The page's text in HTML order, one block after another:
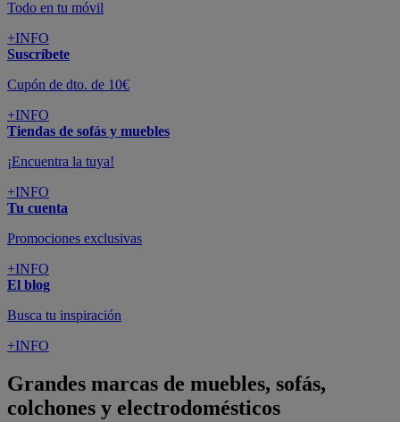
Todo en tu móvil
+INFO
Suscríbete
Cupón de dto. de 10€
+INFO
Tiendas de sofás y muebles
¡Encuentra la tuya!
+INFO
Tu cuenta
Promociones exclusivas
+INFO
El blog
Busca tu inspiración
+INFO
Grandes marcas de muebles, sofás,
colchones y electrodomésticos